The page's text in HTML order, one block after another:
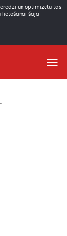
un optimizētu tās
lietošanai šajā